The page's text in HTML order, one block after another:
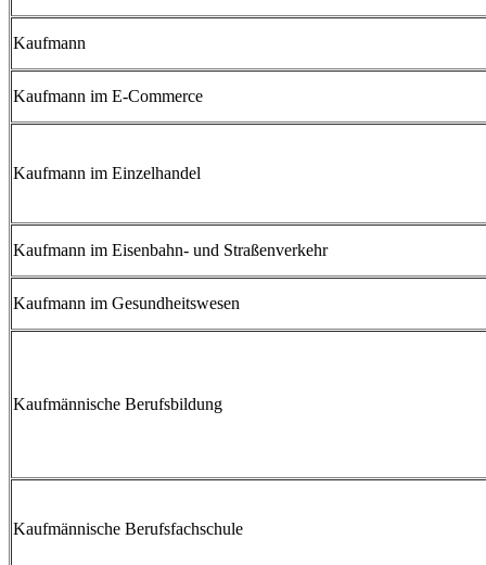
Kaufmann
Kaufmann im E-Commerce
Kaufmann im Einzelhandel
Kaufmann im Eisenbahn- und Straßenverkehr
Kaufmann im Gesundheitswesen
Kaufmännische Berufsbildung
Kaufmännische Berufsfachschule